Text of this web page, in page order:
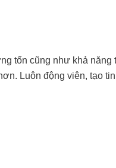
tổn cũng như khả năng
Luôn động viên, tạo